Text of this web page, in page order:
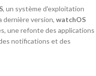
, un système d'exploitation
dernière version, watchOS
une refonte des applications
notifications et des